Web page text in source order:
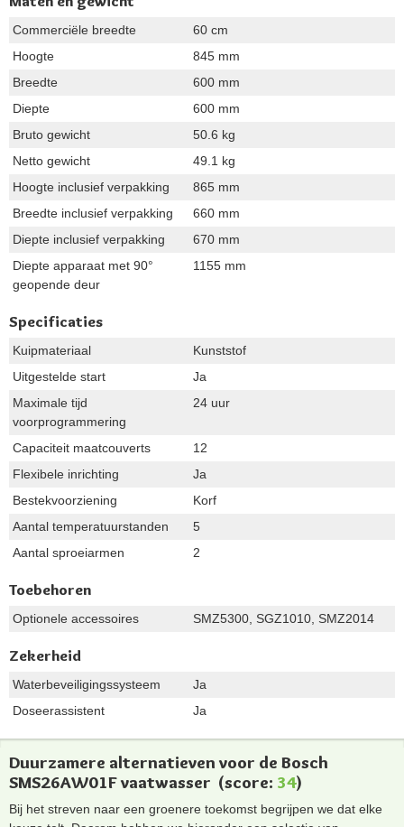
Commerciële breedte
60 cm
Hoogte
845 mm
Breedte
600 mm
Diepte
600 mm
Bruto gewicht
50.6 kg
Netto gewicht
49.1 kg
Hoogte inclusief verpakking
865 mm
Breedte inclusief verpakking
660 mm
Diepte inclusief verpakking
670 mm
Diepte apparaat met 90°
geopende deur
1155 mm
Specificaties
Kuipmateriaal
Kunststof
Uitgestelde start
Ja
Maximale tijd
voorprogrammering
24 uur
Capaciteit maatcouverts
12
Flexibele inrichting
Ja
Bestekvoorziening
Korf
Aantal temperatuurstanden
5
Aantal sproeiarmen
2
Toebehoren
Optionele accessoires SMZ5300, SGZ1010, SMZ2014
Zekerheid
Waterbeveiligingssysteem
Ja
Doseerassistent
Ja
Duurzamere alternatieven voor de Bosch
SMS26AW01F vaatwasser (score: 34)
Bij het streven naar een groenere toekomst begrijpen we dat elke